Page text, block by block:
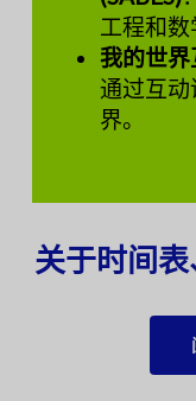
工程和数
我的世界
通过互
界。
关于时间表